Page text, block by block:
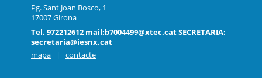
Pg. Sant Joan Bosco, 1
17007 Girona
Tel. 972212612 mail:b7004499@xtec.cat SECRETARIA:
secretaria@iesnx.cat
mapa
| contacte